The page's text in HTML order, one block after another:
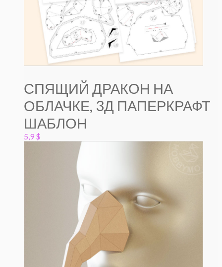
СПЯЩИЙ ДРАКОН НА
ОБЛАЧКЕ, 3Д ПАПЕРКРАФТ
ШАБЛОН
5,9 $